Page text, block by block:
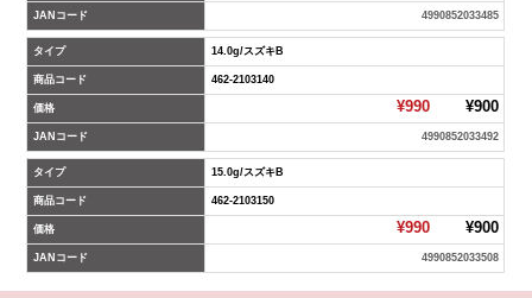
JANコード 4990852033485
タイプ 14.0g/スズキB
商品コード 462-2103140
価格 ¥990¥900
JANコード 4990852033492
タイプ 15.0g/スズキB
商品コード 462-2103150
価格 ¥990¥900
JANコード 4990852033508